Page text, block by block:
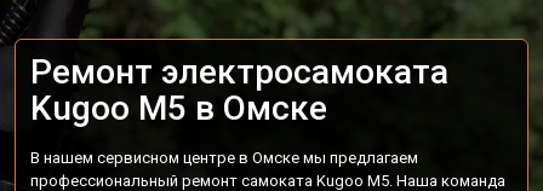
Ремонт электросамоката
Kugoo M5 в Омске
В нашем сервисном центре в Омске мы предлагаем
профессиональный ремонт самоката Kugoo M5. Наша команда